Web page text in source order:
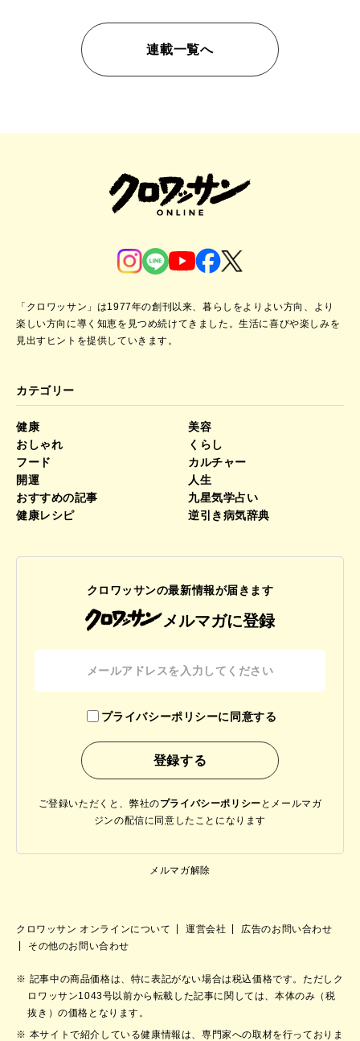
連載一覧へ
「クロワッサン」は1977年の創刊以来、暮らしをよりよい方向、より
楽しい方向に導く知恵を見つめ続けてきました。生活に喜びや楽しみを
見出すヒントを提供していきます。
カテゴリー
健康
美容
おしゃれ
くらし
フード
カルチャー
開運
人生
おすすめの記事
九星気学占い
健康レシピ
逆引き病気辞典
クロワッサンの最新情報が届きます
メルマガに登録
プライバシーポリシーに同意する
ご登録いただくと、弊社のプライバシーポリシー と メールマガ
ジンの配信に同意したことになります
メルマガ解除
クロワッサン オンラインについて 運営会社
広告のお問い合わせ
その他のお問い合わせ
記事中の商品価格は、特に表記がない場合は税込価格です。ただしク
ロワッサン1043号以前から転載した記事に関しては、本体のみ（税
抜き）の価格となります。
本サイトで紹介している健康情報は、専門家への取材を行っておりま